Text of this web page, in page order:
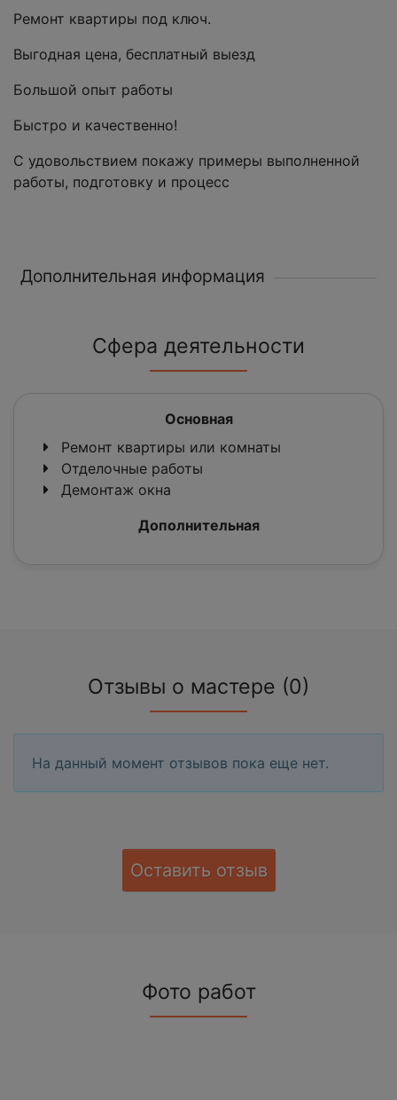
Ремонт квартиры под ключ.
Выгодная цена, бесплатный выезд
Большой опыт работы
Быстро и качественно!
С удовольствием покажу примеры выполненной
работы, подготовку и процесс
Дополнительная информация
Сфера деятельности
Основная
Ремонт квартиры или комнаты
Отделочные работы
Демонтаж окна
Дополнительная
Отзывы о мастере (0)
На данный момент отзывов пока еще нет.
Оставить отзыв
Фото работ